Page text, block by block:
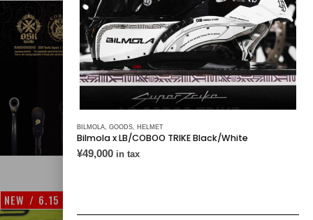
OSK Tools × COBOO
NEW / 6.15 UPDATE
BILMOLA, GOODS, HELMET
Bilmola x LB/COBOO TRIKE Black/White
¥49,000 in tax